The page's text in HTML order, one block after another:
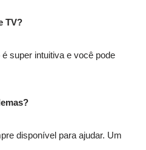
TV?
super intuitiva e você pode
disponível para ajudar. Um